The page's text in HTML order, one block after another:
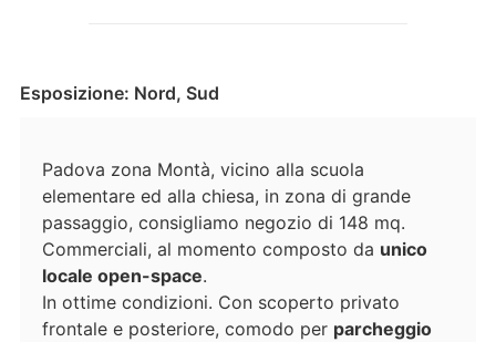
Esposizione: Nord, Sud
Padova zona Montà, vicino alla scuola
elementare ed alla chiesa, in zona di grande
passaggio, consigliamo negozio di 148 mq.
Commerciali, al momento composto da unico
locale open-space.
In ottime condizioni. Con scoperto privato
frontale e posteriore, comodo per parcheggio